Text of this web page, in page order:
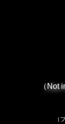
（Not
（